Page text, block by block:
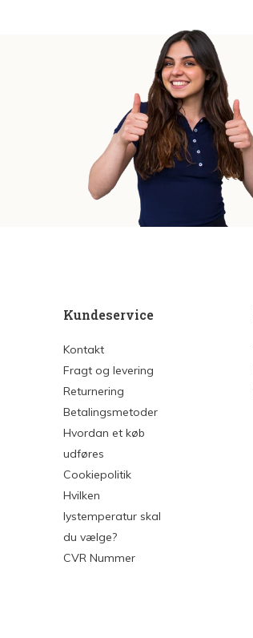
Kundeservice
Kontakt
Fragt og levering
Returnering
Betalingsmetoder
Hvordan et køb
udføres
Cookiepolitik
Hvilken
lystemperatur skal
du vælge?
CVR Nummer